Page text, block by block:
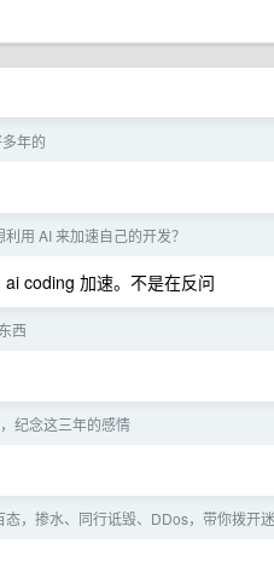
年的
用 AI 来加速自己的开发？
coding 加速。不是在反问
西
纪念这三年的感情
，掺水、同行诋毁、DDos，带你拨开